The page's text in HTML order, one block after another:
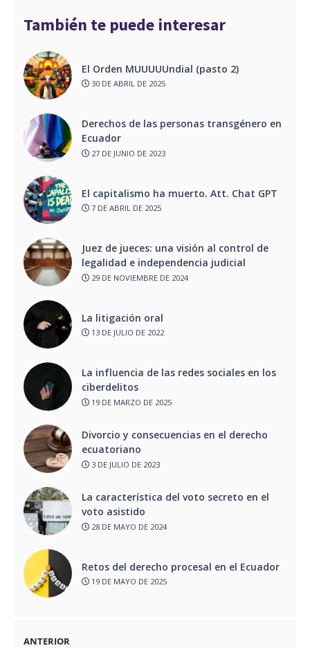
También te puede interesar
El Orden MUUUUUndial (pasto 2)
30 DE ABRIL DE 2025
Derechos de las personas transgénero en
Ecuador
27 DE JUNIO DE 2023
El capitalismo ha muerto. Att. Chat GPT
7 DE ABRIL DE 2025
Juez de jueces: una visión al control de
legalidad e independencia judicial
29 DE NOVIEMBRE DE 2024
La litigación oral
13 DE JULIO DE 2022
La influencia de las redes sociales en los
ciberdelitos
19 DE MARZO DE 2025
Divorcio y consecuencias en el derecho
ecuatoriano
3 DE JULIO DE 2023
La característica del voto secreto en el
voto asistido
28 DE MAYO DE 2024
Retos del derecho procesal en el Ecuador
19 DE MAYO DE 2025
ANTERIOR